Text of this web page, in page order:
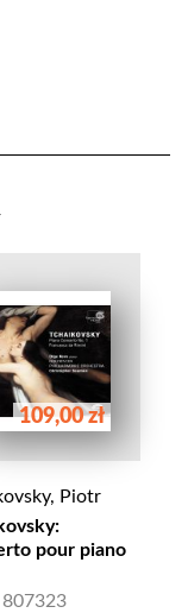
109,00 zł
Piotr
pour piano